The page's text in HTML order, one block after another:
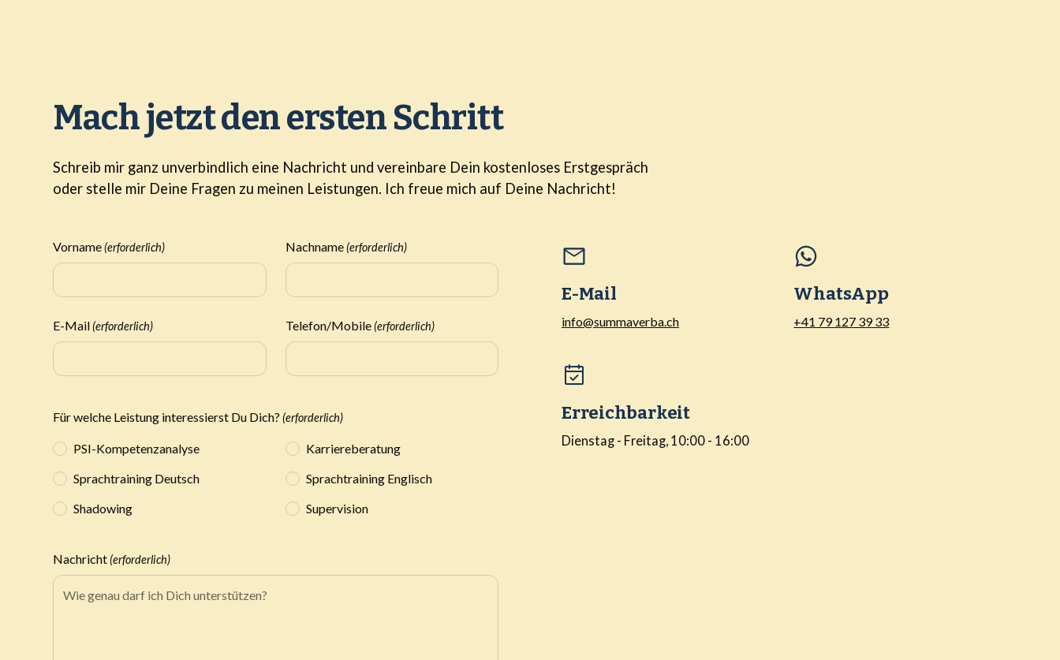
Mach jetzt den ersten Schritt
Schreib mir ganz unverbindlich eine Nachricht und vereinbare Dein kostenloses Erstgespräch
oder stelle mir Deine Fragen zu meinen Leistungen. Ich freue mich auf Deine Nachricht!
Vorname(erforderlich) Nachname(erforderlich)
E-Mail(erforderlich) Telefon/Mobile(erforderlich)
Für welche Leistung interessierst Du Dich?(erforderlich)
PSI-Kompetenzanalyse
Karriereberatung
Sprachtraining Deutsch
Sprachtraining Englisch
Shadowing
Supervision
Nachricht(erforderlich)
E-Mail
info@summaverba.ch
WhatsApp
+41 79 127 39 33
Erreichbarkeit
Dienstag - Freitag, 10:00 - 16:00